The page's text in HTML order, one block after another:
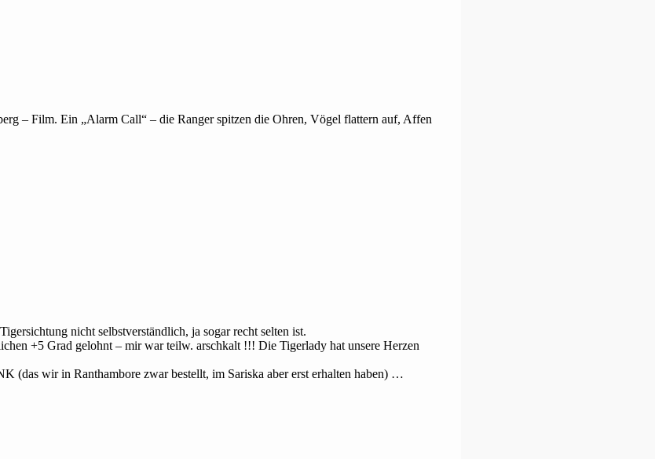
– Film. Ein „Alarm Call“ – die Ranger spitzen die Ohren, Vögel flattern auf, Affen
nicht selbstverständlich, ja sogar recht selten ist.
+5 Grad gelohnt – mir war teilw. arschkalt !!! Die Tigerlady hat unsere Herzen
wir in Ranthambore zwar bestellt, im Sariska aber erst erhalten haben) …